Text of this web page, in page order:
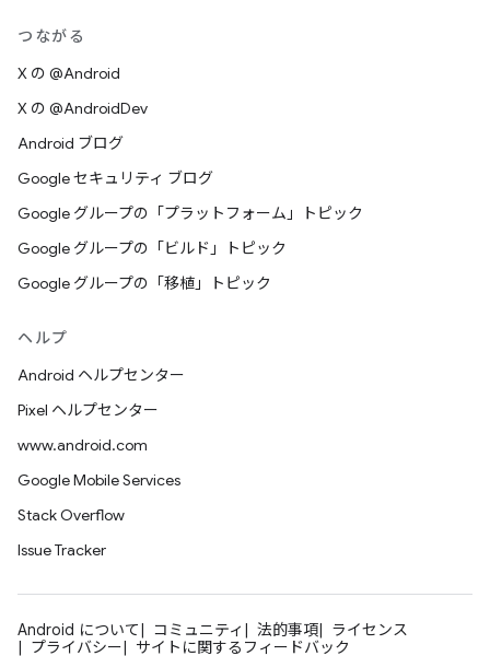
つながる
X の @Android
X の @AndroidDev
Android ブログ
Google セキュリティ ブログ
Google グループの「プラットフォーム」トピック
Google グループの「ビルド」トピック
Google グループの「移植」トピック
ヘルプ
Android ヘルプセンター
Pixel ヘルプセンター
www.android.com
Google Mobile Services
Stack Overflow
Issue Tracker
Android について コミュニティ 法的事項
ライセンス
プライバシー
サイトに関するフィードバック